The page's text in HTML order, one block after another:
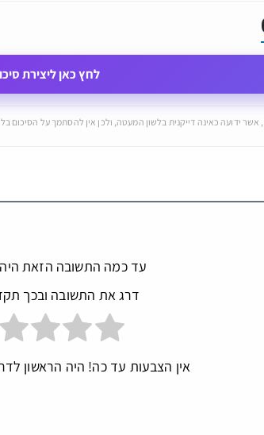
לחץ כאן ליצירת
ידועה כאינה דייקנית בלשון המעטה, ולכן אין להסתמך על הסיכום
עד כמה התשובה הזאת היה
דרג את התשובה ובכך
אין הצבעות עד כה! היה הראשון